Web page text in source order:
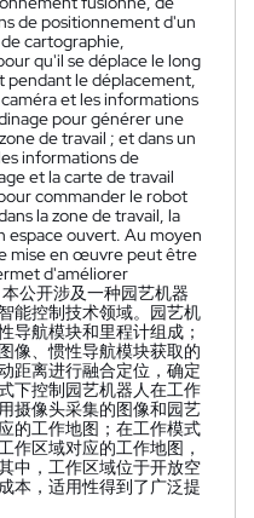
de positionnement d'un
cartographie,
qu'il se déplace le long
pendant le déplacement,
et les informations
pour générer une
de travail ; et dans un
informations de
et la carte de travail
commander le robot
la zone de travail, la
espace ouvert. Au moyen
mise en œuvre peut être
d'améliorer
本公开涉及一种园艺机器
能控制技术领域。园艺机
导航模块和里程计组成；
像、惯性导航模块获取的
距离进行融合定位，确定
下控制园艺机器人在工作
摄像头采集的图像和园艺
的工作地图；在工作模式
作区域对应的工作地图，
中，工作区域位于开放空
本，适用性得到了广泛提